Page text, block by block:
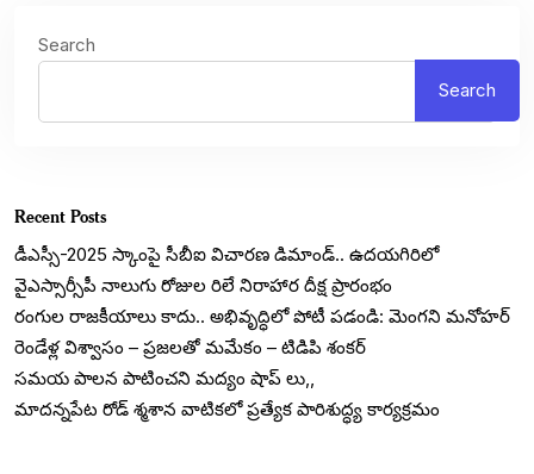
Search
Search
Recent Posts
డీఎస్సీ-2025 స్కాంపై సీబీఐ విచారణ డిమాండ్.. ఉదయగిరిలో
వైఎస్సార్సీపీ నాలుగు రోజుల రిలే నిరాహార దీక్ష ప్రారంభం
రంగుల రాజకీయాలు కాదు.. అభివృద్ధిలో పోటీ పడండి: మెంగని మనోహర్
రెండేళ్ల విశ్వాసం – ప్రజలతో మమేకం – టిడిపి శంకర్
సమయ పాలన పాటించని మద్యం షాప్ లు,,
మాదన్నపేట రోడ్ శ్మశాన వాటికలో ప్రత్యేక పారిశుద్ధ్య కార్యక్రమం